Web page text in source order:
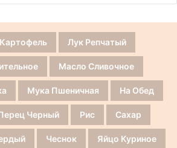
Картофель Лук Репчатый
Масло Сливочное
Мука Пшеничная На Обед
Черный Рис Сахар
Чеснок Яйцо Куриное